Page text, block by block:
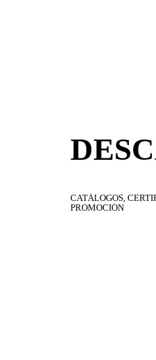
CATÁLOGOS,
PROMOCIÓN